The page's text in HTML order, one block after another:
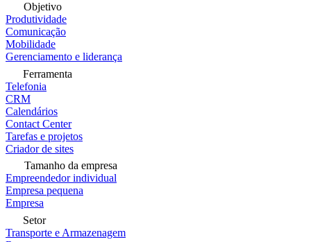
Objetivo
Produtividade
Comunicação
Mobilidade
Gerenciamento e liderança
Ferramenta
Telefonia
CRM
Calendários
Contact Center
Tarefas e projetos
Criador de sites
Tamanho da empresa
Empreendedor individual
Empresa pequena
Empresa
Setor
Transporte e Armazenagem